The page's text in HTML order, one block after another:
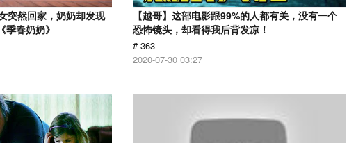
突然回家，奶奶却发现
春奶奶》
【越哥】这部电影跟99%的人都有关，没有一个
恐怖镜头，却看得我后背发凉！
# 363
2020-07-30 03:27